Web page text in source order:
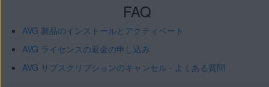
FAQ
AVG 製品のインストールとアクティベート
AVG ライセンスの返金の申し込み
AVG サブスクリプションのキャンセル - よくある質問